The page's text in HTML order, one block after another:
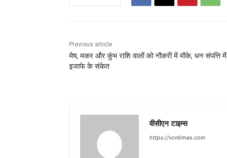
Previous article
मेष, मकर और कुंभ राशि वालों को नौकरी में मौके, धन संपत्ति में
इजाफे के संकेत
वीसीएन टाइम्स
https://vcntimes.com